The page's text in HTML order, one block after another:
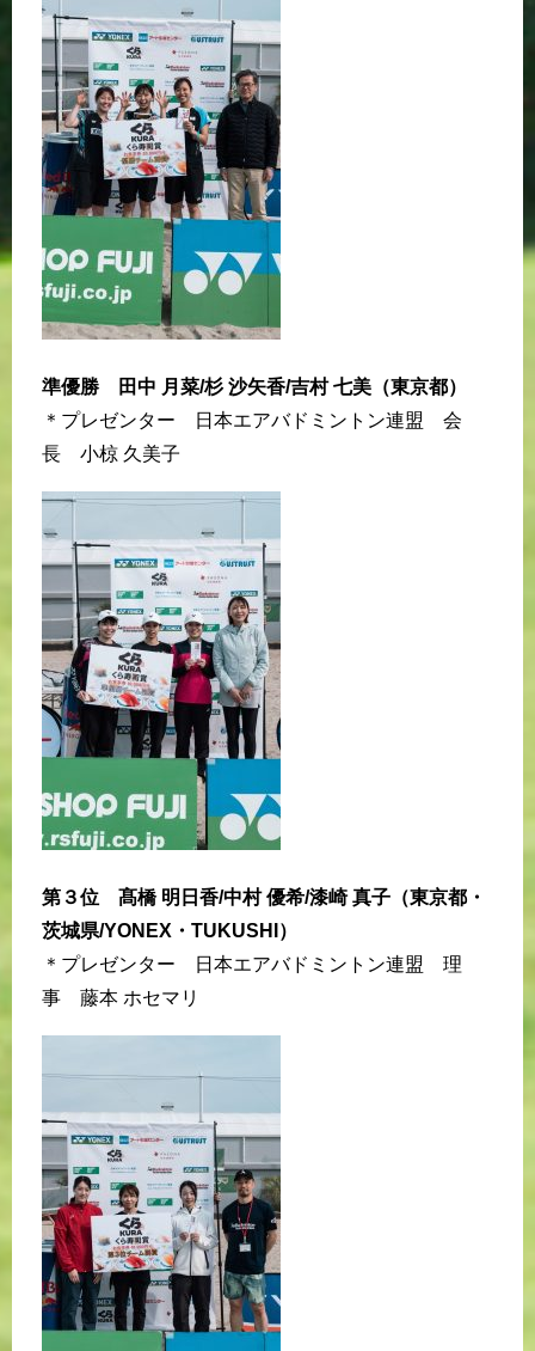
準優勝 田中 月菜/杉 沙矢香/吉村 七美（東京都）
＊プレゼンター 日本エアバドミントン連盟 会
長 小椋 久美子
第３位 髙橋 明日香/中村 優希/漆崎 真子（東京都・
茨城県/YONEX・TUKUSHI）
＊プレゼンター 日本エアバドミントン連盟 理
事 藤本 ホセマリ